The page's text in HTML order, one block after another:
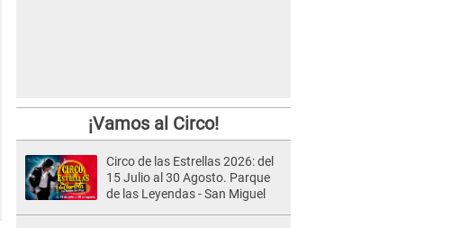
¡Vamos al Circo!
Circo de las Estrellas 2026: del
15 Julio al 30 Agosto. Parque
de las Leyendas - San Miguel